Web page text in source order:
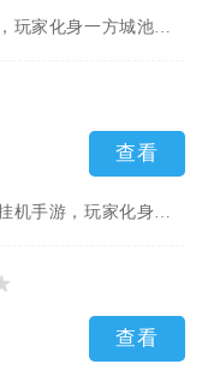
查看
查看